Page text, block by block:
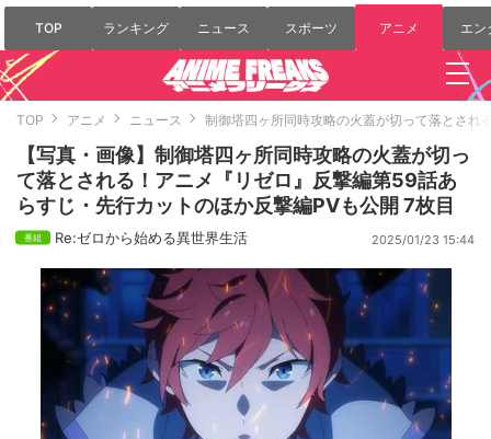
TOP ランキング ニュース スポーツ アニメ エン
TOP アニメ ニュース 制御塔四ヶ所同時攻略の火蓋が切って落とされ
【写真・画像】制御塔四ヶ所同時攻略の火蓋が切っ
て落とされる！アニメ『リゼロ』反撃編第59話あ
らすじ・先行カットのほか反撃編PVも公開 7枚目
Re:ゼロから始める異世界生活 2025/01/23 15:44